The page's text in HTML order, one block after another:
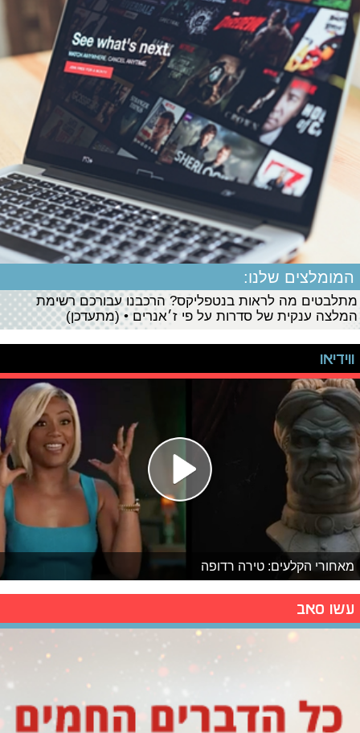
המומלצים שלנו:
מתלבטים מה לראות בנטפליקס? הרכבנו עבורכם רשימת
המלצה ענקית של סדרות על פי ז׳אנרים • (מתעדכן)
ווידיאו
מאחורי הקלעים: טירה רדופה
עשו סאב